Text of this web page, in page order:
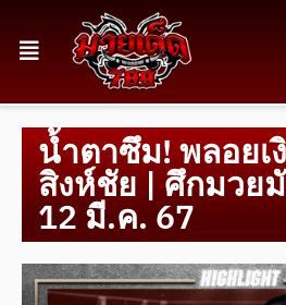
น้ำตาซึม! พลอยเ
สิงห์ชัย | ศึกมวย
12 มี.ค. 67